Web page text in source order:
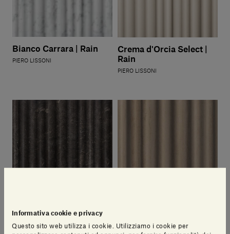
Informativa cookie e privacy
Questo sito web utilizza i cookie. Utilizziamo i cookie per
Bianco Carrara | Rain
PIERO LISSONI
Crema d'Orcia Select |
Rain
PIERO LISSONI